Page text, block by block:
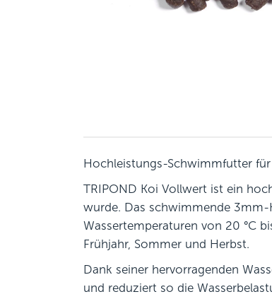
Hochleistungs-Schwimmfutter
TRIPOND Koi Vollwert ist ein
wurde. Das schwimmende
Wassertemperaturen von 20 °C
Frühjahr, Sommer und Herbst.
Dank seiner hervorragenden
und reduziert so die